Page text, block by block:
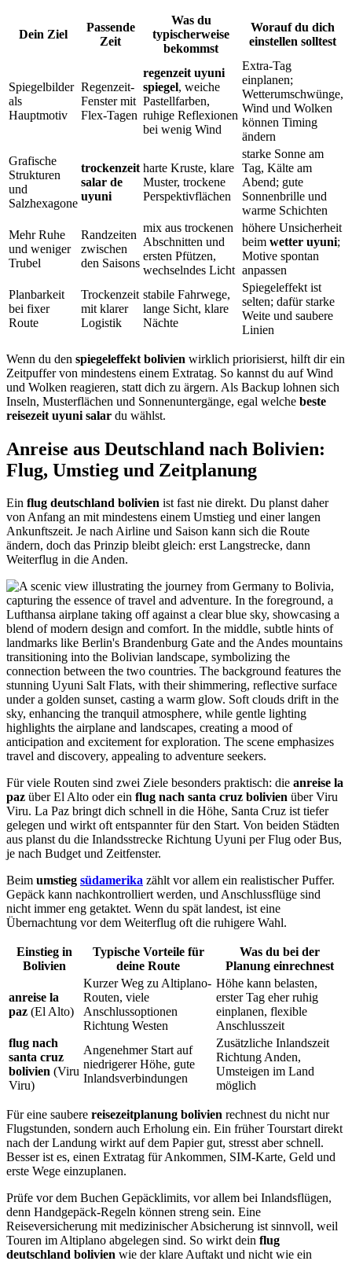
Dein Ziel
Passende
Zeit
Was du
typischerweise
bekommst
Worauf du dich
einstellen solltest
Spiegelbilder
als
Hauptmotiv
Regenzeit-
Fenster mit
Flex-Tagen
regenzeit uyuni
spiegel, weiche
Pastellfarben,
ruhige Reflexionen
bei wenig Wind
Extra-Tag
einplanen;
Wetterumschwünge,
Wind und Wolken
können Timing
ändern
Grafische
Strukturen
und
Salzhexagone
trockenzeit
salar de
uyuni
harte Kruste, klare
Muster, trockene
Perspektivflächen
starke Sonne am
Tag, Kälte am
Abend; gute
Sonnenbrille und
warme Schichten
Mehr Ruhe
und weniger
Trubel
Randzeiten
zwischen
den Saisons
mix aus trockenen
Abschnitten und
ersten Pfützen,
wechselndes Licht
höhere Unsicherheit
beim wetter uyuni;
Motive spontan
anpassen
Planbarkeit
bei fixer
Route
Trockenzeit
mit klarer
Logistik
stabile Fahrwege,
lange Sicht, klare
Nächte
Spiegeleffekt ist
selten; dafür starke
Weite und saubere
Linien
Wenn du den spiegeleffekt bolivien wirklich priorisierst, hilft dir ein
Zeitpuffer von mindestens einem Extratag. So kannst du auf Wind
und Wolken reagieren, statt dich zu ärgern. Als Backup lohnen sich
Inseln, Musterflächen und Sonnenuntergänge, egal welche beste
reisezeit uyuni salar du wählst.
Anreise aus Deutschland nach Bolivien:
Flug, Umstieg und Zeitplanung
Ein flug deutschland bolivien ist fast nie direkt. Du planst daher
von Anfang an mit mindestens einem Umstieg und einer langen
Ankunftszeit. Je nach Airline und Saison kann sich die Route
ändern, doch das Prinzip bleibt gleich: erst Langstrecke, dann
Weiterflug in die Anden.
Für viele Routen sind zwei Ziele besonders praktisch: die anreise la
paz über El Alto oder ein flug nach santa cruz bolivien über Viru
Viru. La Paz bringt dich schnell in die Höhe, Santa Cruz ist tiefer
gelegen und wirkt oft entspannter für den Start. Von beiden Städten
aus planst du die Inlandsstrecke Richtung Uyuni per Flug oder Bus,
je nach Budget und Zeitfenster.
Beim umstieg südamerika zählt vor allem ein realistischer Puffer.
Gepäck kann nachkontrolliert werden, und Anschlussflüge sind
nicht immer eng getaktet. Wenn du spät landest, ist eine
Übernachtung vor dem Weiterflug oft die ruhigere Wahl.
Einstieg in
Bolivien
Typische Vorteile für
deine Route
Was du bei der
Planung einrechnest
anreise la
paz (El Alto)
Kurzer Weg zu Altiplano-
Routen, viele
Anschlussoptionen
Richtung Westen
Höhe kann belasten,
erster Tag eher ruhig
einplanen, flexible
Anschlusszeit
flug nach
santa cruz
bolivien (Viru
Viru)
Angenehmer Start auf
niedrigerer Höhe, gute
Inlandsverbindungen
Zusätzliche Inlandszeit
Richtung Anden,
Umsteigen im Land
möglich
Für eine saubere reisezeitplanung bolivien rechnest du nicht nur
Flugstunden, sondern auch Erholung ein. Ein früher Tourstart direkt
nach der Landung wirkt auf dem Papier gut, stresst aber schnell.
Besser ist es, einen Extratag für Ankommen, SIM-Karte, Geld und
erste Wege einzuplanen.
Prüfe vor dem Buchen Gepäcklimits, vor allem bei Inlandsflügen,
denn Handgepäck-Regeln können streng sein. Eine
Reiseversicherung mit medizinischer Absicherung ist sinnvoll, weil
Touren im Altiplano abgelegen sind. So wirkt dein flug
deutschland bolivien wie der klare Auftakt und nicht wie ein